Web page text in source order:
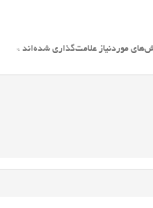
موردنیاز علامت‌گذاری شده‌اند *